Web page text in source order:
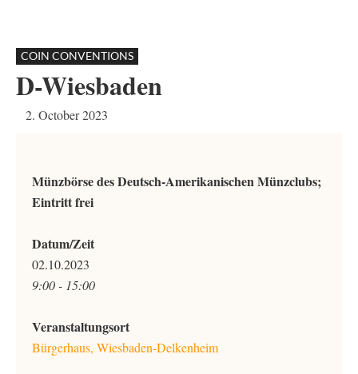
COIN CONVENTIONS
D-Wiesbaden
2. October 2023
Münzbörse des Deutsch-Amerikanischen Münzclubs;
Eintritt frei
Datum/Zeit
02.10.2023
9:00 - 15:00
Veranstaltungsort
Bürgerhaus, Wiesbaden-Delkenheim